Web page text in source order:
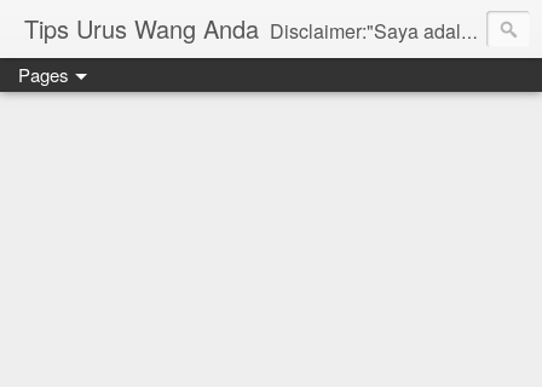
Tips Urus Wang Anda Disclaimer:"Saya adalah seorang agent di bawah agensi yang mewakili Syarikat PruBSN Takaful Bhd. Maklumat di dlm blog ini hanyalah penerangan ringkas dan berdasarkan pendapat peribadi saya dan bukan sebahagian daripada sijil. Saya dan syarikat PruBSN tidak akan bertanggungjawab sekiranya terdapat salah faham dalam apa yang disampaikan. Anda dinasihatkan untuk berjumpa terus dgn wakil sah utk mendapatkan penerangan yang lebih terperinci. Sila layari web rasmi di www.prubsn.com.my"
Pages